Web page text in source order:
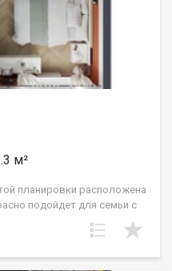
м²
планировки расположена
подойдет для семьи с
с ограниченными
на Сергиев Посад.